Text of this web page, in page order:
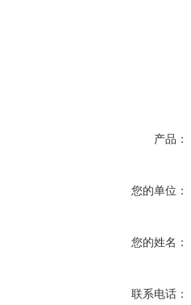
产品：
您的单位：
您的姓名：
联系电话：